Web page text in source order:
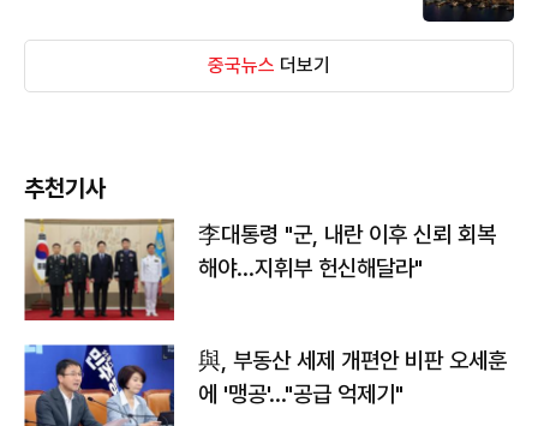
중국뉴스 더보기
추천기사
李대통령 "군, 내란 이후 신뢰 회복
해야…지휘부 헌신해달라"
與, 부동산 세제 개편안 비판 오세훈
에 '맹공'…"공급 억제기"